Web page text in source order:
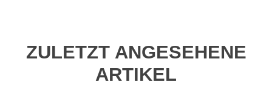
ZULETZT ANGESEHENE
ARTIKEL